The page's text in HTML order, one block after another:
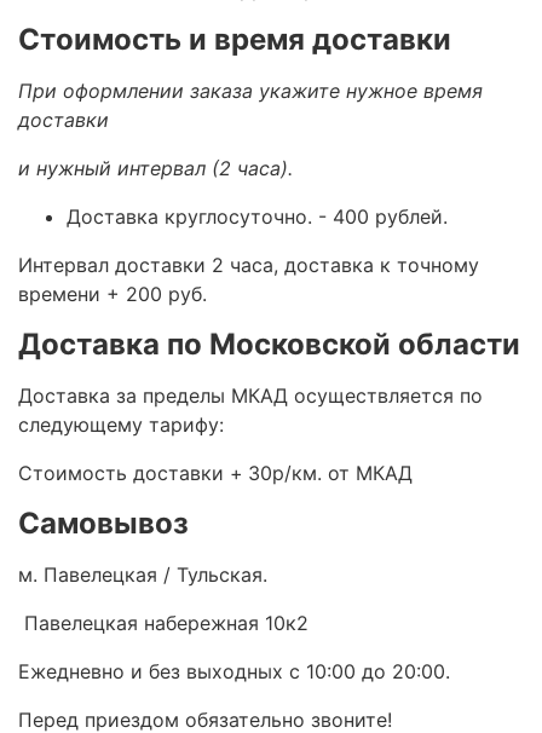
Стоимость и время доставки
При оформлении заказа укажите нужное время
доставки
и нужный интервал (2 часа).
Доставка круглосуточно. - 400 рублей.
Интервал доставки 2 часа, доставка к точному
времени + 200 руб.
Доставка по Московской области
Доставка за пределы МКАД осуществляется по
следующему тарифу:
Стоимость доставки + 30р/км. от МКАД
Самовывоз
м. Павелецкая / Тульская.
Павелецкая набережная 10к2
Ежедневно и без выходных с 10:00 до 20:00.
Перед приездом обязательно звоните!